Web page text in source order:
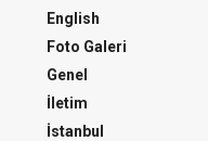
English
Foto Galeri
Genel
İletim
İstanbul